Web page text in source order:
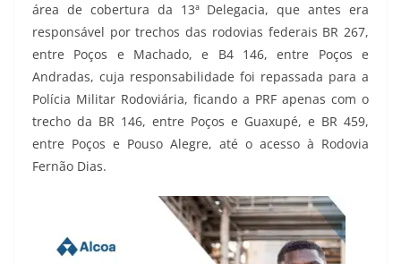
área de cobertura da 13ª Delegacia, que antes era
responsável por trechos das rodovias federais BR 267,
entre Poços e Machado, e B4 146, entre Poços e
Andradas, cuja responsabilidade foi repassada para a
Polícia Militar Rodoviária, ficando a PRF apenas com o
trecho da BR 146, entre Poços e Guaxupé, e BR 459,
entre Poços e Pouso Alegre, até o acesso à Rodovia
Fernão Dias.